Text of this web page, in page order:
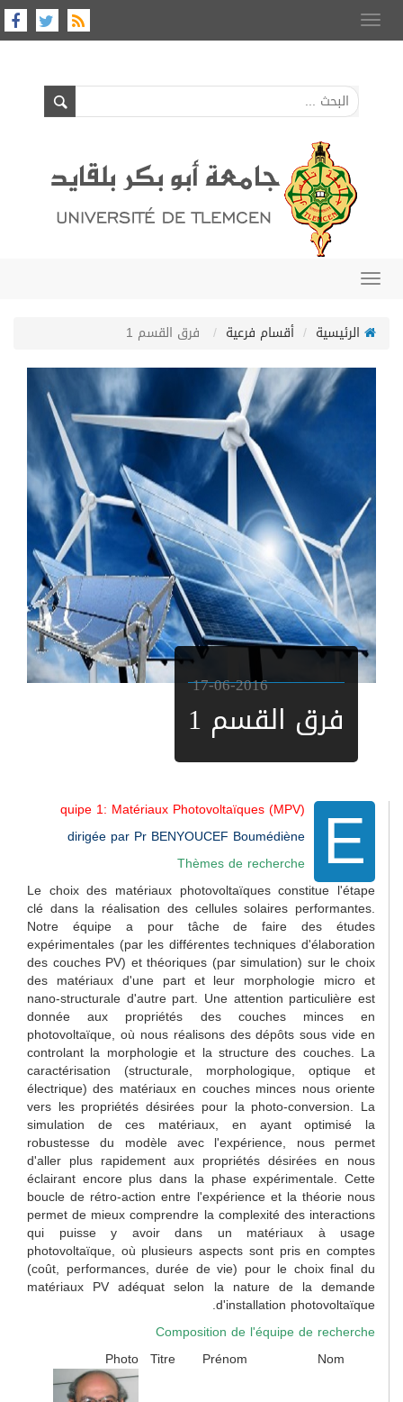
Toggle
navigation
Toggle
الرئيسية
أقسام فرعية فرق القسم 1
17-06-2016
فرق القسم 1
E
quipe 1: Matériaux Photovoltaïques (MPV)
dirigée par Pr BENYOUCEF Boumédiène
Thèmes de recherche
Le choix des matériaux photovoltaïques constitue l'étape
clé dans la réalisation des cellules solaires performantes.
Notre équipe a pour tâche de faire des études
expérimentales (par les différentes techniques d'élaboration
des couches PV) et théoriques (par simulation) sur le choix
des matériaux d'une part et leur morphologie micro et
nano-structurale d'autre part. Une attention particulière est
donnée aux propriétés des couches minces en
photovoltaïque, où nous réalisons des dépôts sous vide en
controlant la morphologie et la structure des couches. La
caractérisation (structurale, morphologique, optique et
électrique) des matériaux en couches minces nous oriente
vers les propriétés désirées pour la photo-conversion. La
simulation de ces matériaux, en ayant optimisé la
robustesse du modèle avec l'expérience, nous permet
d'aller plus rapidement aux propriétés désirées en nous
éclairant encore plus dans la phase expérimentale. Cette
boucle de rétro-action entre l'expérience et la théorie nous
permet de mieux comprendre la complexité des interactions
qui puisse y avoir dans un matériaux à usage
photovoltaïque, où plusieurs aspects sont pris en comptes
(coût, performances, durée de vie) pour le choix final du
matériaux PV adéquat selon la nature de la demande
d'installation photovoltaïque.
Composition de l'équipe de recherche
Nom
Prénom
Titre
Photo